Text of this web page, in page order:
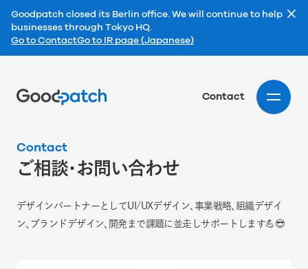
Goodpatch closed its Berlin office. We will continue to help
businesses through Tokyo HQ.
Go to ContactGo to IR page (Japanese)
Contact
Contact
ご相談・お問い合わせ
デザインパートナーとしてUI/UXデザイン、事業戦略、組織デザイ
ン、ブランドデザイン、開発まで課題に並走しサポートします💪😎